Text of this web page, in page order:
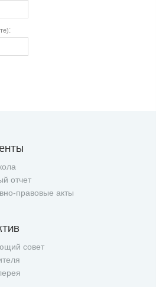
:
отчет
правовые акты
совет